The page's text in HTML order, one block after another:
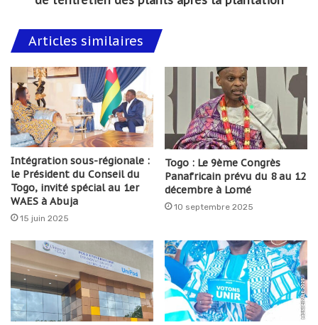
Articles similaires
Intégration sous-régionale :
le Président du Conseil du
Togo, invité spécial au 1er
WAES à Abuja
15 juin 2025
Togo : Le 9ème Congrès
Panafricain prévu du 8 au 12
décembre à Lomé
10 septembre 2025